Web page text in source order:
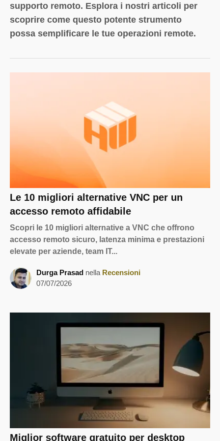
supporto remoto. Esplora i nostri articoli per
scoprire come questo potente strumento
possa semplificare le tue operazioni remote.
Le 10 migliori alternative VNC per un
accesso remoto affidabile
Scopri le 10 migliori alternative a VNC che offrono
accesso remoto sicuro, latenza minima e prestazioni
elevate per aziende, team IT...
Durga Prasad nella Recensioni
07/07/2026
Miglior software gratuito per desktop